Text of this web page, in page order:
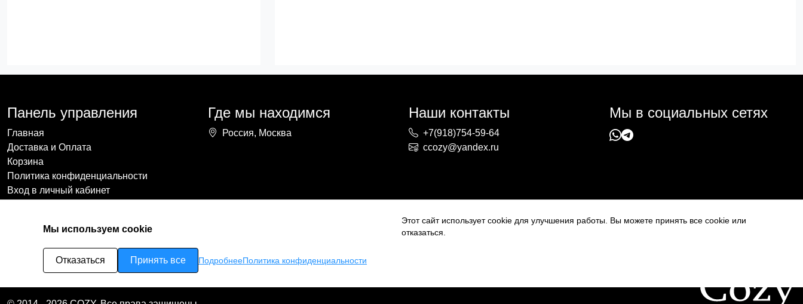
Панель управления
Главная
Доставка и Оплата
Корзина
Политика конфиденциальности
Вход в личный кабинет
Где мы находимся
Россия, Москва
Наши контакты
+7(918)754-59-64
ccozy@yandex.ru
Мы в социальных сетях
Мы используем cookie
Этот сайт использует cookie для улучшения работы. Вы можете принять все cookie или
отказаться.
Отказаться Принять все ПодробнееПолитика конфиденциальности